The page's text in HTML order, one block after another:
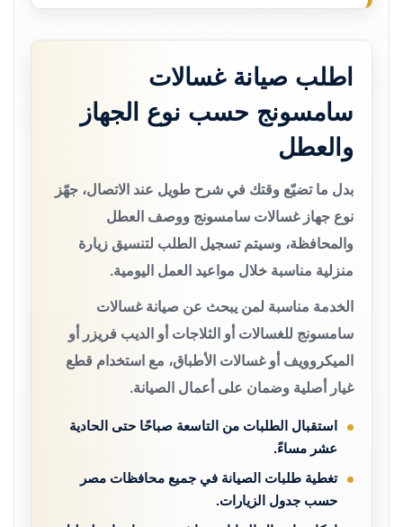
اطلب صيانة غسالات
سامسونج حسب نوع الجهاز
والعطل
بدل ما تضيّع وقتك في شرح طويل عند الاتصال، جهّز
نوع جهاز غسالات سامسونج ووصف العطل
والمحافظة، وسيتم تسجيل الطلب لتنسيق زيارة
منزلية مناسبة خلال مواعيد العمل اليومية.
الخدمة مناسبة لمن يبحث عن صيانة غسالات
سامسونج للغسالات أو الثلاجات أو الديب فريزر أو
الميكروويف أو غسالات الأطباق، مع استخدام قطع
غيار أصلية وضمان على أعمال الصيانة.
استقبال الطلبات من التاسعة صباحًا حتى الحادية
عشر مساءً.
تغطية طلبات الصيانة في جميع محافظات مصر
حسب جدول الزيارات.